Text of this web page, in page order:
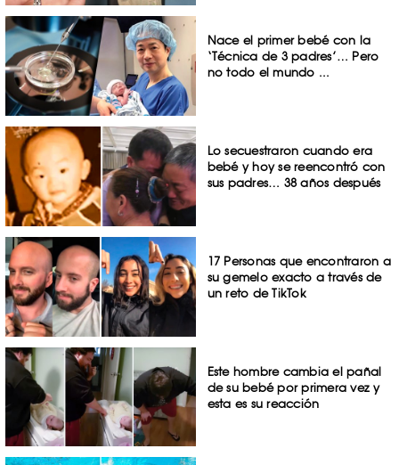
Nace el primer bebé con la
‘Técnica de 3 padres’… Pero
no todo el mundo ...
Lo secuestraron cuando era
bebé y hoy se reencontró con
sus padres… 38 años después
17 Personas que encontraron a
su gemelo exacto a través de
un reto de TikTok
Este hombre cambia el pañal
de su bebé por primera vez y
esta es su reacción